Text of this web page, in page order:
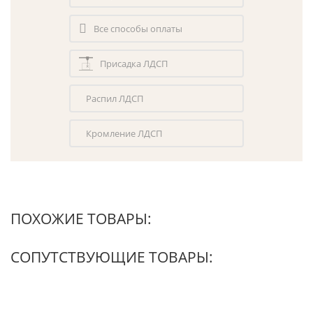
Все способы оплаты
Присадка ЛДСП
Распил ЛДСП
Кромление ЛДСП
ПОХОЖИЕ ТОВАРЫ:
СОПУТСТВУЮЩИЕ ТОВАРЫ: